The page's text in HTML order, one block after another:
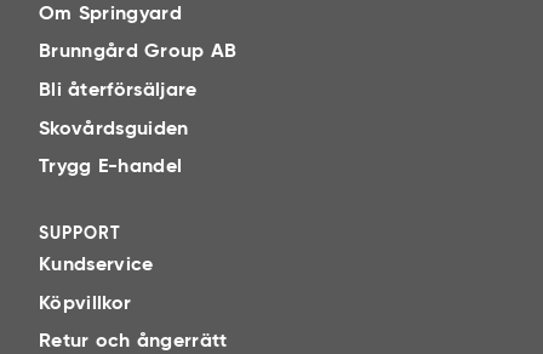
Om Springyard
Brunngård Group AB
Bli återförsäljare
Skovårdsguiden
Trygg E-handel
SUPPORT
Kundservice
Köpvillkor
Retur och ångerrätt